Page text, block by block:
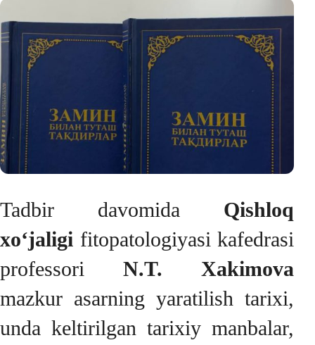
Tadbir davomida Qishloq
xo‘jaligi fitopatologiyasi kafedrasi
professori N.T. Xakimova
mazkur asarning yaratilish tarixi,
unda keltirilgan tarixiy manbalar,